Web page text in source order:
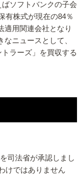
ソフトバンクの子会
有株式が現在の84％
適用関連会社となり
ニュースとして、
ラーズ」を買収する
司法省が承認しまし
けではありません